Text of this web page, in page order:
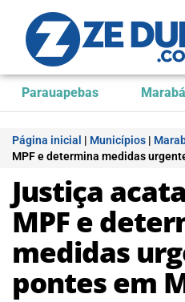
Parauapebas Marabá
Página inicial | Municípios |
MPF e determina medidas
Justiça
MPF e
medidas
pontes em